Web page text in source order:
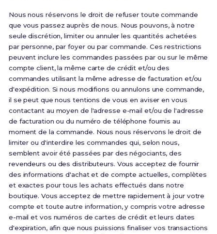
Nous nous réservons le droit de refuser toute commande
que vous passez auprès de nous. Nous pouvons, à notre
seule discrétion, limiter ou annuler les quantités achetées
par personne, par foyer ou par commande. Ces restrictions
peuvent inclure les commandes passées par ou sur le même
compte client, la même carte de crédit et/ou des
commandes utilisant la même adresse de facturation et/ou
d'expédition. Si nous modifions ou annulons une commande,
il se peut que nous tentions de vous en aviser en vous
contactant au moyen de l'adresse e-mail et/ou de l'adresse
de facturation ou du numéro de téléphone fournis au
moment de la commande. Nous nous réservons le droit de
limiter ou d'interdire les commandes qui, selon nous,
semblent avoir été passées par des négociants, des
revendeurs ou des distributeurs. Vous acceptez de fournir
des informations d'achat et de compte actuelles, complètes
et exactes pour tous les achats effectués dans notre
boutique. Vous acceptez de mettre rapidement à jour votre
compte et toute autre information, y compris votre adresse
e-mail et vos numéros de cartes de crédit et leurs dates
d'expiration, afin que nous puissions finaliser vos transactions